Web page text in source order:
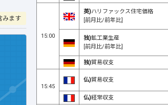
みます
15:00
英)ハリファックス住宅価格
[前月比/前年比]
独)鉱工業生産
[前月比/前年比]
独)貿易収支
15:45
仏)貿易収支
仏)経常収支